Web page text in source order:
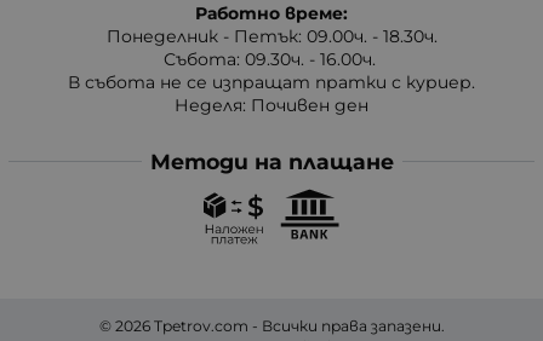
Работно време:
Понеделник - Петък: 09.00ч. - 18.30ч.
Събота: 09.30ч. - 16.00ч.
В събота не се изпращат пратки с куриер.
Неделя: Почивен ден
Методи на плащане
© 2026 Tpetrov.com - Всички права запазени.